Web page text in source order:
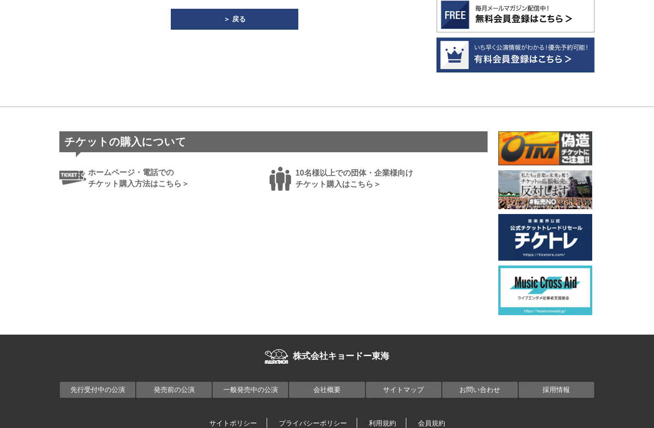
＞ 戻る
チケットの購入について
ホームページ・電話での
チケット購入方法はこちら＞
10名様以上での団体・企業様向け
チケット購入はこちら＞
株式会社キョードー東海
先行受付中の公演 発売前の公演 一般発売中の公演 会社概要 サイトマップ お問い合わせ 採用情報
サイトポリシー プライバシーポリシー 利用規約 会員規約